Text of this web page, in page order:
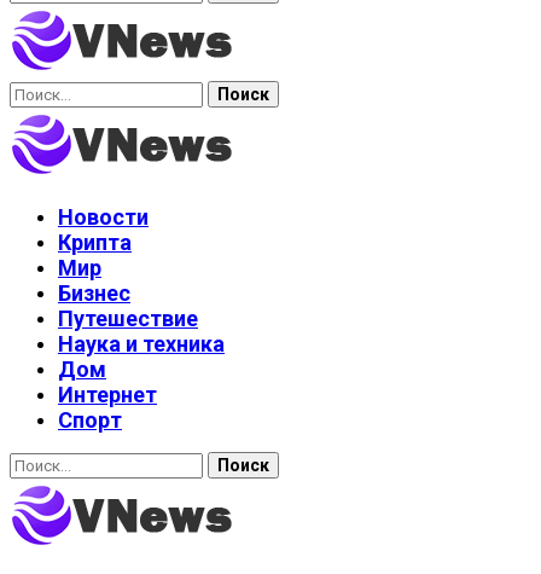
Найти:
Новости
Крипта
Мир
Бизнес
Путешествие
Наука и техника
Дом
Интернет
Спорт
Найти: